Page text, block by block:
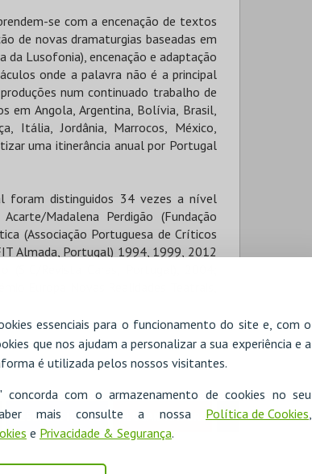
essenciais para o funcionamento do site e, com o
que nos ajudam a personalizar a sua experiência e a
é utilizada pelos nossos visitantes.
concorda com o armazenamento de cookies no seu
mais consulte a nossa Política de Cookies,
e Privacidade & Segurança.
se com a encenação de textos
de novas dramaturgias baseadas em
Lusofonia), encenação e adaptação
onde a palavra não é a principal
num continuado trabalho de
em Angola, Argentina, Bolívia, Brasil,
Itália, Jordânia, Marrocos, México,
uma itinerância anual por Portugal
foram distinguidos 34 vezes a nível
Madalena Perdigão (Fundação
(Associação Portuguesa de Críticos
Almada, Portugal) 1994, 1999, 2012
Revista Caras, Portugal), 2004;
Europa Novas Realidades Teatrais,
RESERVAR HOTEL ALUGAR VIATURA